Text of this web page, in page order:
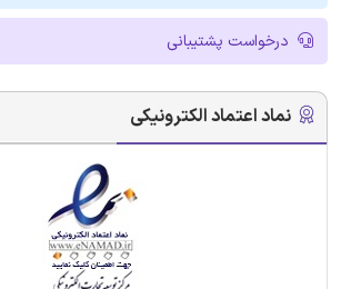
درخواست پشتیبانی
نماد اعتماد الکترونیکی